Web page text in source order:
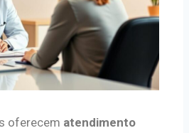
oferecem atendimento